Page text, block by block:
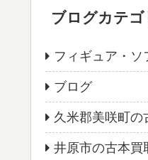
ブログカテゴ
フィギュア・ソ
ブログ
久米郡美咲町の
井原市の古本買